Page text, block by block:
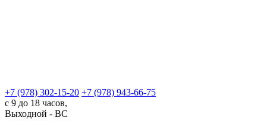
+7 (978) 302-15-20 +7 (978) 943-66-75
с 9 до 18 часов,
Выходной - ВС